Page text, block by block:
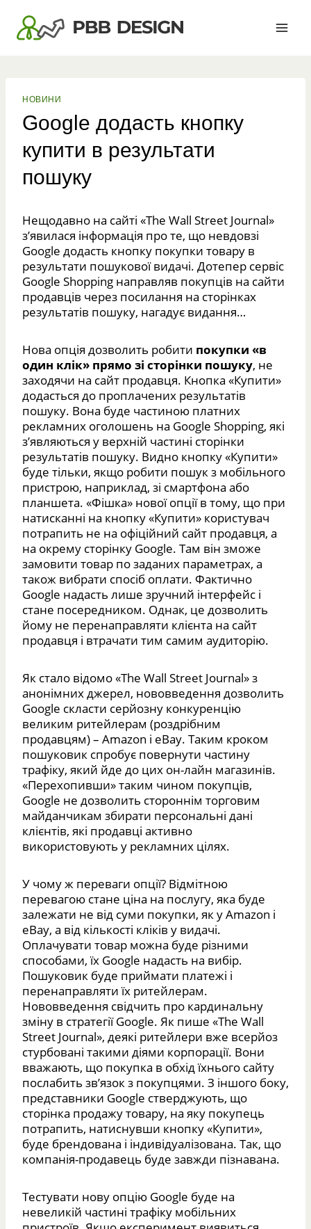
вмісту
НОВИНИ
Google додасть кнопку
купити в результати
пошуку
Нещодавно на сайті «The Wall Street Journal»
з’явилася інформація про те, що невдовзі
Google додасть кнопку покупки товару в
результати пошукової видачі. Дотепер сервіс
Google Shopping направляв покупців на сайти
продавців через посилання на сторінках
результатів пошуку, нагадує видання…
Нова опція дозволить робити покупки «в
один клік» прямо зі сторінки пошуку, не
заходячи на сайт продавця. Кнопка «Купити»
додасться до проплачених результатів
пошуку. Вона буде частиною платних
рекламних оголошень на Google Shopping, які
з’являються у верхній частині сторінки
результатів пошуку. Видно кнопку «Купити»
буде тільки, якщо робити пошук з мобільного
пристрою, наприклад, зі смартфона або
планшета. «Фішка» нової опції в тому, що при
натисканні на кнопку «Купити» користувач
потрапить не на офіційний сайт продавця, а
на окрему сторінку Google. Там він зможе
замовити товар по заданих параметрах, а
також вибрати спосіб оплати. Фактично
Google надасть лише зручний інтерфейс і
стане посередником. Однак, це дозволить
йому не перенаправляти клієнта на сайт
продавця і втрачати тим самим аудиторію.
Як стало відомо «The Wall Street Journal» з
анонімних джерел, нововведення дозволить
Google скласти серйозну конкуренцію
великим ритейлерам (роздрібним
продавцям) – Amazon і eBay. Таким кроком
пошуковик спробує повернути частину
трафіку, який йде до цих он-лайн магазинів.
«Перехопивши» таким чином покупців,
Google не дозволить стороннім торговим
майданчикам збирати персональні дані
клієнтів, які продавці активно
використовують у рекламних цілях.
У чому ж переваги опції? Відмітною
перевагою стане ціна на послугу, яка буде
залежати не від суми покупки, як у Amazon і
eBay, а від кількості кліків у видачі.
Оплачувати товар можна буде різними
способами, їх Google надасть на вибір.
Пошуковик буде приймати платежі і
перенаправляти їх ритейлерам.
Нововведення свідчить про кардинальну
зміну в стратегії Google. Як пише «The Wall
Street Journal», деякі ритейлери вже всерйоз
стурбовані такими діями корпорації. Вони
вважають, що покупка в обхід їхнього сайту
послабить зв’язок з покупцями. З іншого боку,
представники Google стверджують, що
сторінка продажу товару, на яку покупець
потрапить, натиснувши кнопку «Купити»,
буде брендована і індивідуалізована. Так, що
компанія-продавець буде завжди пізнавана.
Тестувати нову опцію Google буде на
невеликій частині трафіку мобільних